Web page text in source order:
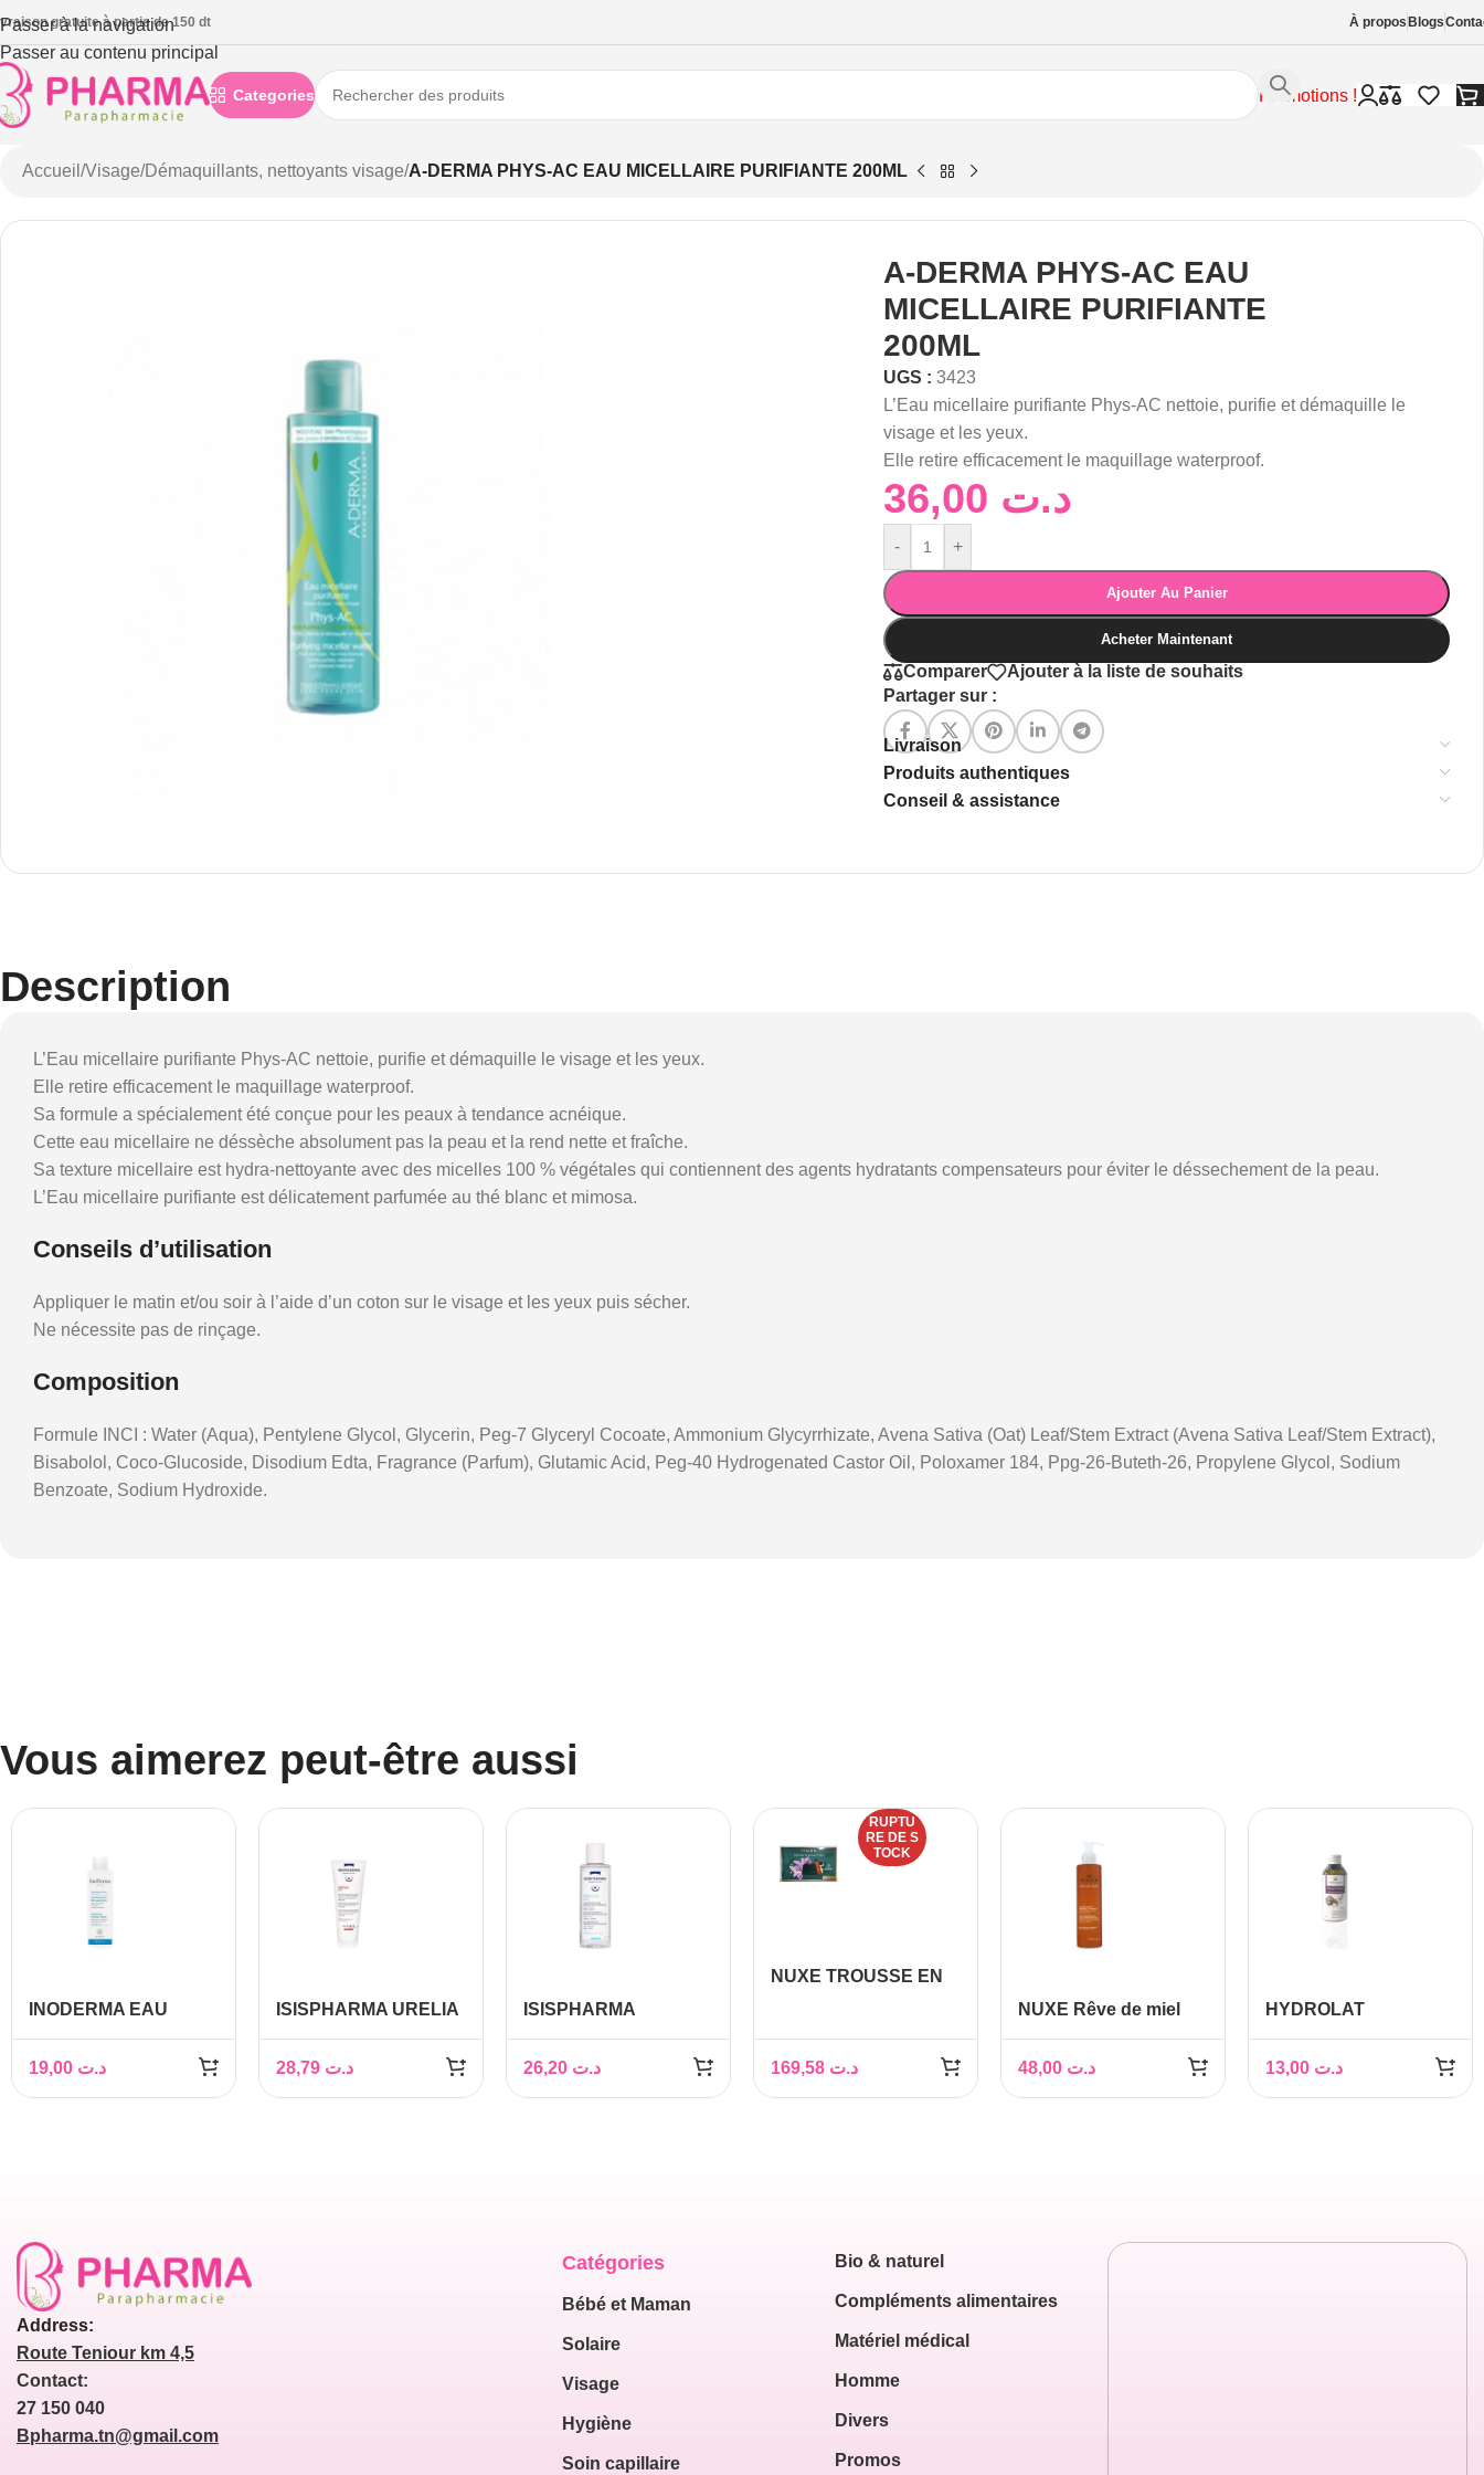
Passer à la navigation
Passer au contenu principal
gratuite à partie de 150 dt À propos Blogs
Categories Promotions !
Accueil /Visage/Démaquillants, nettoyants visage/A-DERMA PHYS-AC EAU MICELLAIRE PURIFIANTE 200ML
A-DERMA PHYS-AC EAU
MICELLAIRE PURIFIANTE
200ML
UGS :3423
L’Eau micellaire purifiante Phys-AC nettoie, purifie et démaquille le
visage et les yeux.
Elle retire efficacement le maquillage waterproof.
د.ت
- +
Ajouter Au Panier
Acheter Maintenant
Comparer
Ajouter à la liste de souhaits
Partager sur :
Livraison
Produits authentiques
Conseil & assistance
Description
L’Eau micellaire purifiante Phys-AC nettoie, purifie et démaquille le visage et les yeux.
Elle retire efficacement le maquillage waterproof.
Sa formule a spécialement été conçue pour les peaux à tendance acnéique.
Cette eau micellaire ne déssèche absolument pas la peau et la rend nette et fraîche.
Sa texture micellaire est hydra-nettoyante avec des micelles 100 % végétales qui contiennent des agents hydratants compensateurs pour éviter le déssechement de la peau.
L’Eau micellaire purifiante est délicatement parfumée au thé blanc et mimosa.
Conseils d’utilisation
Appliquer le matin et/ou soir à l’aide d’un coton sur le visage et les yeux puis sécher.
Ne nécessite pas de rinçage.
Composition
Formule INCI : Water (Aqua), Pentylene Glycol, Glycerin, Peg-7 Glyceryl Cocoate, Ammonium Glycyrrhizate, Avena Sativa (Oat) Leaf/Stem Extract (Avena Sativa Leaf/Stem Extract),
Bisabolol, Coco-Glucoside, Disodium Edta, Fragrance (Parfum), Glutamic Acid, Peg-40 Hydrogenated Castor Oil, Poloxamer 184, Ppg-26-Buteth-26, Propylene Glycol, Sodium
Benzoate, Sodium Hydroxide.
Vous aimerez peut-être aussi
INODERMA EAU
DEMAQUILLANTE
SKIN BOOSTER 150
د.ت
ISISPHARMA URELIA
EXFOLIANT 200ML
د.ت
ISISPHARMA
MICELLAIRE
SENSYLIA AQUA
د.ت
RUPTU
RE DE S
TOCK
NUXE TROUSSE EN
SECHES+ GEL
NETTOYANT &
د.ت
NUXE Rêve de miel
démaquillant visage,
200ml
د.ت
HYDROLAT
– PHYTOKAD
د.ت
Address:
Route Teniour km 4,5
Contact:
27 150 040
Bpharma.tn@gmail.com
Catégories
Bébé et Maman
Solaire
Visage
Hygiène
Soin capillaire
Bio & naturel
Compléments alimentaires
Matériel médical
Homme
Divers
Promos